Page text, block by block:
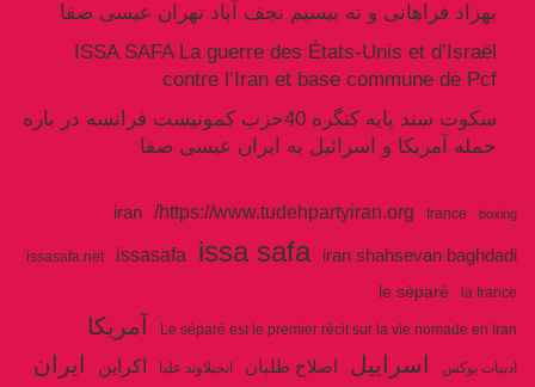
بهزاد فراهانی و ته بیسیم نجف آباد تهران عیسی صفا
ISSA SAFA La guerre des États-Unis et d’Israël
contre l’Iran et base commune de Pcf
سکوت سند پایه کنگره 40حزب کمونیست فرانسه در باره
حمله آمریکا و اسرائیل به ایران عیسی صفا
boxing
france
https://www.tudehpartyiran.org/
iran
iran shahsevan baghdadi
issa safa
issasafa
issasafa.net
la france
le séparé
Le séparé est le premier récit sur la vie nomade en Iran آمریکا
ادبیات بوکس اسراییل اصلاح طلبان انجیلاوند علیا اکراین ایران